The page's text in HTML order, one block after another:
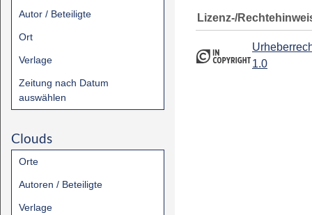
Autor / Beteiligte
Ort
Verlage
Zeitung nach Datum
auswählen
Clouds
Orte
Autoren / Beteiligte
Verlage
Lizenz-/
1.0